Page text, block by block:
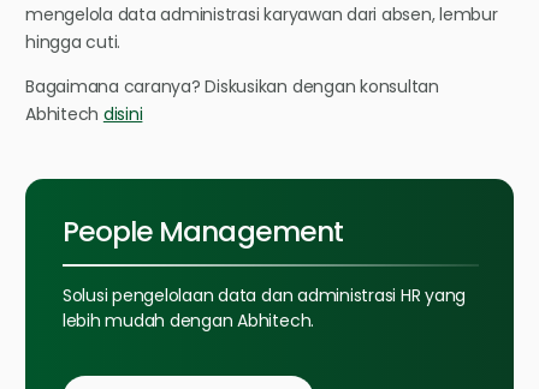
mengelola data administrasi karyawan dari absen, lembur
hingga cuti.
Bagaimana caranya? Diskusikan dengan konsultan
Abhitech disini
People Management
Solusi pengelolaan data dan administrasi HR yang
lebih mudah dengan Abhitech.